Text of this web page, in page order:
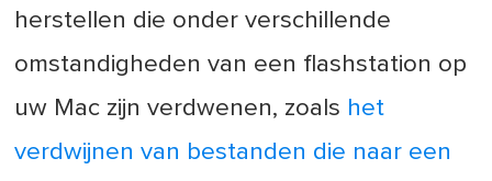
herstellen die onder verschillende
omstandigheden van een flashstation op
uw Mac zijn verdwenen, zoals het
verdwijnen van bestanden die naar een